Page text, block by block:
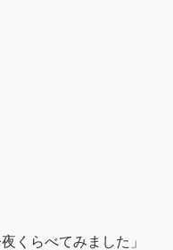
くらべてみました」